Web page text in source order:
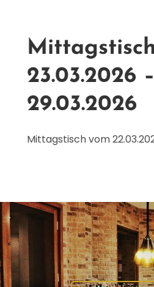
23.03.2026 –
29.03.2026
Mittagstisch vom